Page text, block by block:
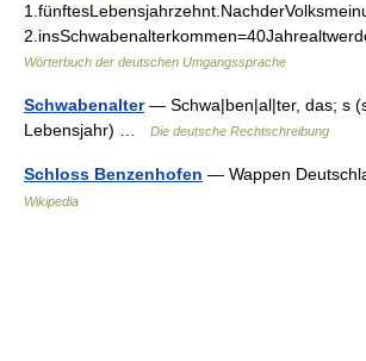
Wörterbuch der deutschen Umgangssprache
Schwabenalter— Schwa|ben|al|ter, das; s
Lebensjahr) …
Die deutsche Rechtschreibung
Schloss Benzenhofen — Wappen
Wikipedia